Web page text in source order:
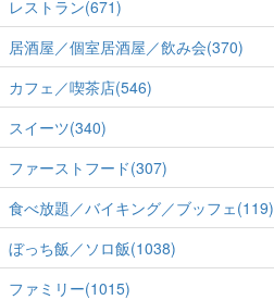
レストラン(671)
居酒屋／個室居酒屋／飲み会(370)
カフェ／喫茶店(546)
スイーツ(340)
ファーストフード(307)
食べ放題／バイキング／ブッフェ(119)
ぼっち飯／ソロ飯(1038)
ファミリー(1015)